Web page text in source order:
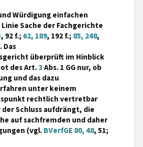
Würdigung einfachen
Sache der Fachgerichte
, 92 f.; 62, 189, 192 f.; 85, 248,
Das
überprüft im Hinblick
des Art.3Abs. 1 GG nur, ob
und das dazu
unter keinem
rechtlich vertretbar
Schluss aufdrängt, die
auf sachfremden und daher
(vgl.BVerfGE 80, 48, 51;